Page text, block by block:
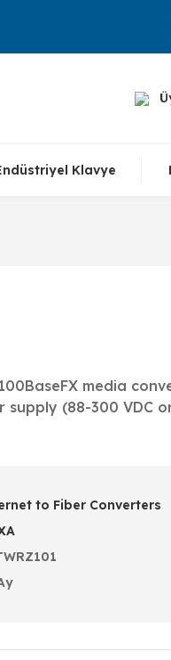
Klavye
media
(88-300 VDC
to Fiber Converters